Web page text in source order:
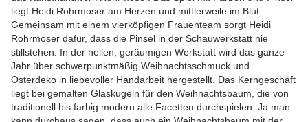
liegt Heidi Rohrmoser am Herzen und mittlerweile im Blut.
Gemeinsam mit einem vierköpfigen Frauenteam sorgt Heidi
Rohrmoser dafür, dass die Pinsel in der Schauwerkstatt nie
stillstehen. In der hellen, geräumigen Werkstatt wird das ganze
Jahr über schwerpunktmäßig Weihnachtsschmuck und
Osterdeko in liebevoller Handarbeit hergestellt. Das Kerngeschäft
liegt bei gemalten Glaskugeln für den Weihnachtsbaum, die von
traditionell bis farbig modern alle Facetten durchspielen. Ja man